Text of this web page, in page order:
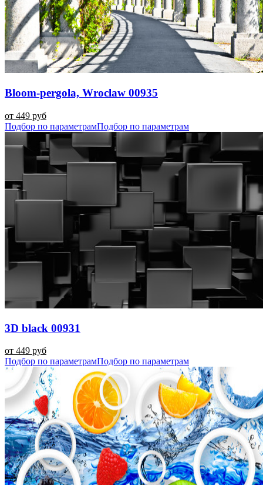
Bloom-pergola, Wroclaw 00935
от 449 руб
Подбор по параметрамПодбор по параметрам
3D black 00931
от 449 руб
Подбор по параметрамПодбор по параметрам